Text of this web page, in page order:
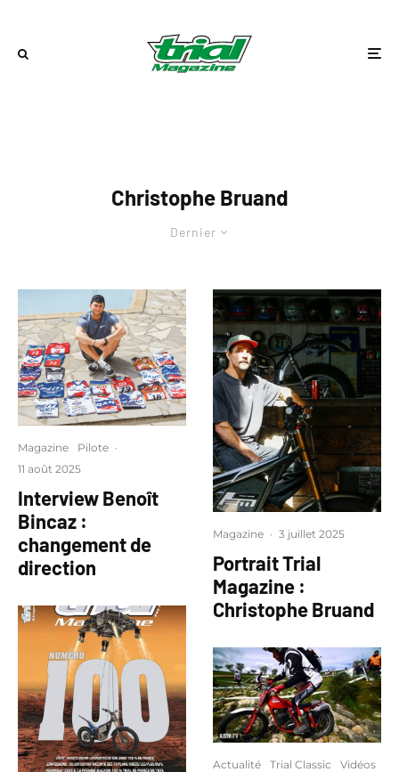
Christophe Bruand
Dernier
Magazine Pilote ·
11 août 2025
Interview Benoît
Bincaz :
changement de
direction
Magazine · 3 juillet 2025
Portrait Trial
Magazine :
Christophe Bruand
Actualité Trial Classic
Vidéos